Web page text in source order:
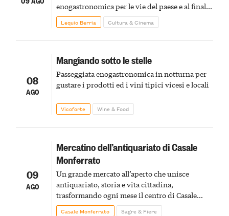
enogastronomica per le vie del paese e al finale
pirotecnico
Lequio Berria Cultura & Cinema
08
AGO
Mangiando sotto le stelle
Passeggiata enogastronomica in notturna per
gustare i prodotti ed i vini tipici vicesi e locali
Vicoforte Wine & Food
09
AGO
Mercatino dell’antiquariato di Casale
Monferrato
Un grande mercato all’aperto che unisce
antiquariato, storia e vita cittadina,
trasformando ogni mese il centro di Casale
Monferrato in un luogo di scoperta e racconto
Casale Monferrato Sagre & Fiere